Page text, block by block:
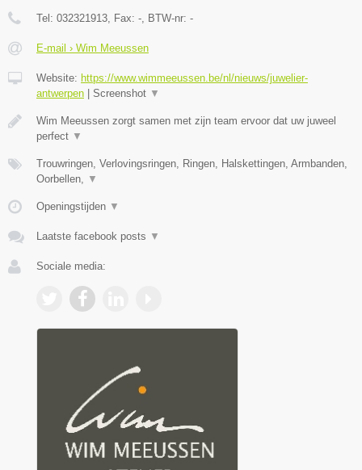
Tel: 032321913, Fax: -, BTW-nr: -
E-mail › Wim Meeussen
Website: https://www.wimmeeussen.be/nl/nieuws/juwelier-
antwerpen
Screenshot ▼
Wim Meeussen zorgt samen met zijn team ervoor dat uw juweel
perfect ▼
Trouwringen, Verlovingsringen, Ringen, Halskettingen, Armbanden,
Oorbellen, ▼
Openingstijden ▼
Laatste facebook posts ▼
Sociale media: